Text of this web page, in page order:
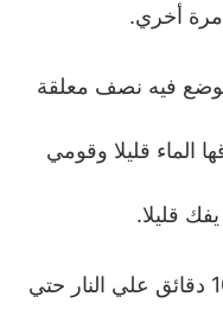
مرة أخري.
فيه نصف معلقة
الماء قليلا وقومي
اتركي الحلة علي النار لمدة 10 دقائق علي النار حتي